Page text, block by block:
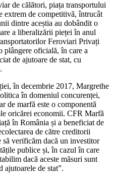
de călători, piața transportului
extrem de competitivă, întrucât
dintre aceștia au dobândit o
a liberalizării pieței în anul
Feroviari Privați
plângere oficială, în care a
de ajutoare de stat, cu
în decembrie 2017, Margrethe
în domeniul concurenței,
de marfă este o componentă
oricărei economii. CFR Marfă
în România și a beneficiat de
de către creditorii
verificăm dacă un investitor
publice și, în cazul în care
dacă aceste măsuri sunt
de stat”.